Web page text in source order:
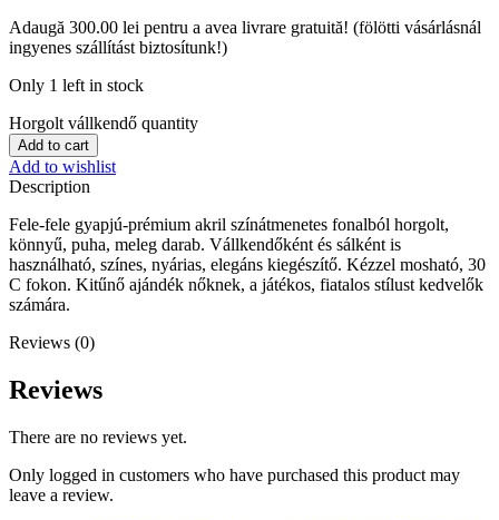
Adaugă 300.00 lei pentru a avea livrare gratuită! (fölötti vásárlásnál
ingyenes szállítást biztosítunk!)
Only 1 left in stock
Horgolt vállkendő quantity
Add to cart
Add to wishlist
Description
Fele-fele gyapjú-prémium akril színátmenetes fonalból horgolt,
könnyű, puha, meleg darab. Vállkendőként és sálként is
használható, színes, nyárias, elegáns kiegészítő. Kézzel mosható, 30
C fokon. Kitűnő ajándék nőknek, a játékos, fiatalos stílust kedvelők
számára.
Reviews (0)
Reviews
There are no reviews yet.
Only logged in customers who have purchased this product may
leave a review.